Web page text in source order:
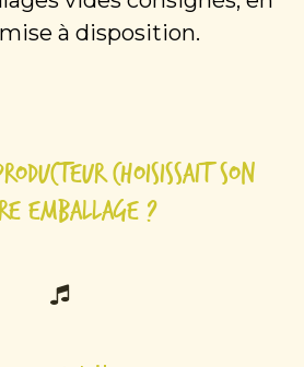
à disposition.
choisissait son
emballage ?